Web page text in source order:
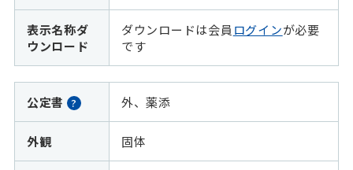
表示名称ダ
ウンロード
ダウンロードは会員 ログインが必要
です
公定書 ? 外、薬添
外観 固体